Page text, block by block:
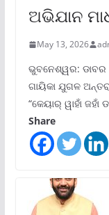
ଅଭିଯାନ
May 13, 2026
ଭୁବନେଶ୍ୱର:
ଗାୟିକା ଯୁଗଳ
“କେୟାର୍ ୱାହାଁ ଜହାଁ
Share